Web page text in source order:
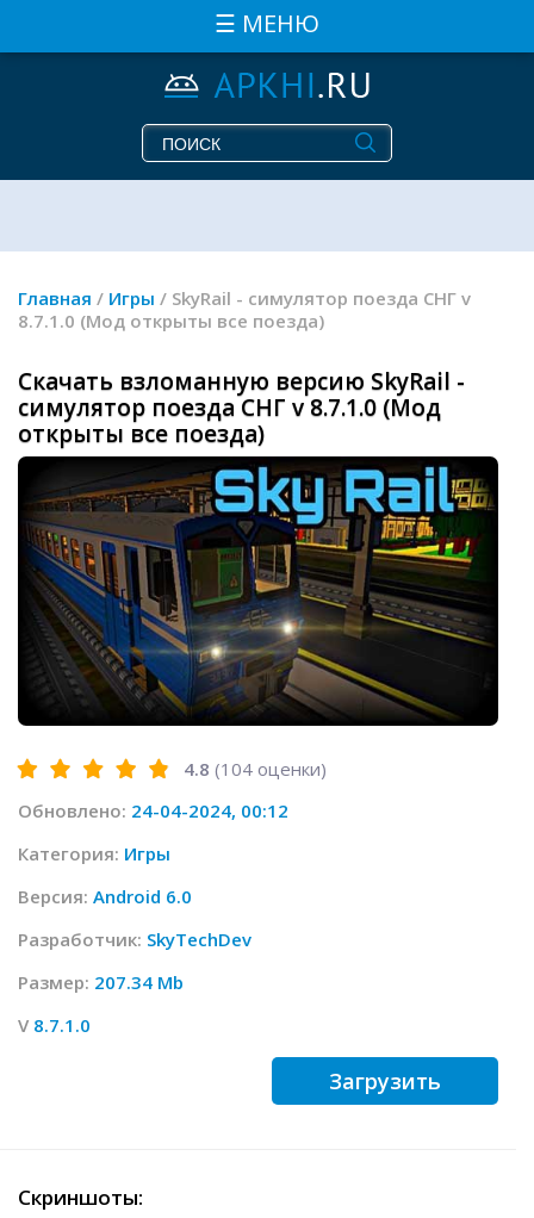
☰ МЕНЮ
Главная / Игры / SkyRail - симулятор поезда СНГ v
8.7.1.0 (Мод открыты все поезда)
Скачать взломанную версию SkyRail -
симулятор поезда СНГ v 8.7.1.0 (Мод
открыты все поезда)
4.8 (104 оценки)
Обновлено: 24-04-2024, 00:12
Категория: Игры
Версия: Android 6.0
Разработчик: SkyTechDev
Размер: 207.34 Mb
V 8.7.1.0
Загрузить
Скриншоты: